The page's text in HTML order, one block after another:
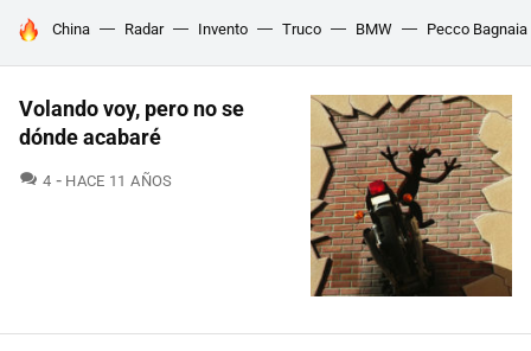
HOY SE HABLA DE
China Radar Invento Truco BMW Pecco Bagnaia
Volando voy, pero no se
dónde acabaré
4 COMENTARIOS
HACE 11 AÑOS